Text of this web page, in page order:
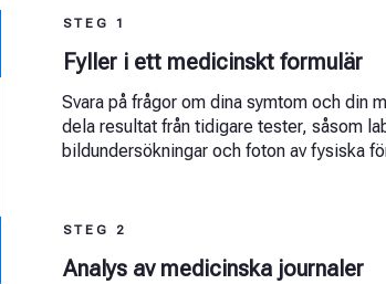
STEG 1
Fyller i ett medicinskt formulär
Svara på frågor om dina symtom och din
dela resultat från tidigare tester, såsom
bildundersökningar och foton av fysiska
STEG 2
Analys av medicinska journaler